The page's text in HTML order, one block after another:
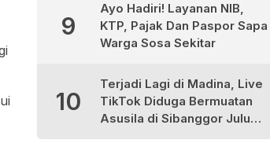
9
Ayo Hadiri! Layanan NIB,
KTP, Pajak Dan Paspor Sapa
Warga Sosa Sekitar
10
Terjadi Lagi di Madina, Live
TikTok Diduga Bermuatan
Asusila di Sibanggor Julu